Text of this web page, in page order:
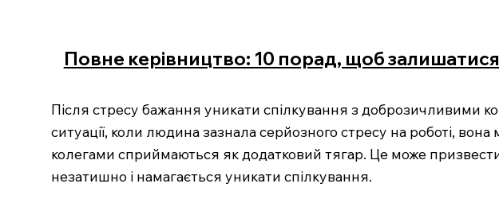
Повне керівництво: 10 порад, щоб
Після стресу бажання уникати спілкування з доброзичливими
ситуації, коли людина зазнала серйозного стресу на роботі,
колегами сприймаються як додатковий тягар. Це може
незатишно і намагається уникати спілкування.